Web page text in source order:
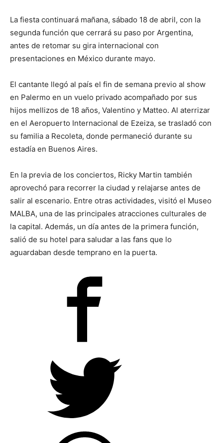
La fiesta continuará mañana, sábado 18 de abril, con la
segunda función que cerrará su paso por Argentina,
antes de retomar su gira internacional con
presentaciones en México durante mayo.
El cantante llegó al país el fin de semana previo al show
en Palermo en un vuelo privado acompañado por sus
hijos mellizos de 18 años, Valentino y Matteo. Al aterrizar
en el Aeropuerto Internacional de Ezeiza, se trasladó con
su familia a Recoleta, donde permaneció durante su
estadía en Buenos Aires.
En la previa de los conciertos, Ricky Martin también
aprovechó para recorrer la ciudad y relajarse antes de
salir al escenario. Entre otras actividades, visitó el Museo
MALBA, una de las principales atracciones culturales de
la capital. Además, un día antes de la primera función,
salió de su hotel para saludar a las fans que lo
aguardaban desde temprano en la puerta.